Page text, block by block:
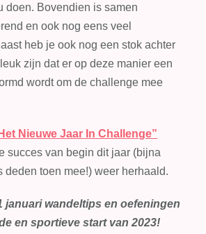
doen. Bovendien is samen
en ook nog eens veel
heb je ook nog een stok achter
zijn dat er op deze manier een
wordt om de challenge mee
Nieuwe Jaar In Challenge”
succes van begin dit jaar (bijna
deden toen mee!) weer herhaald.
januari wandeltips en oefeningen
en sportieve start van 2023!